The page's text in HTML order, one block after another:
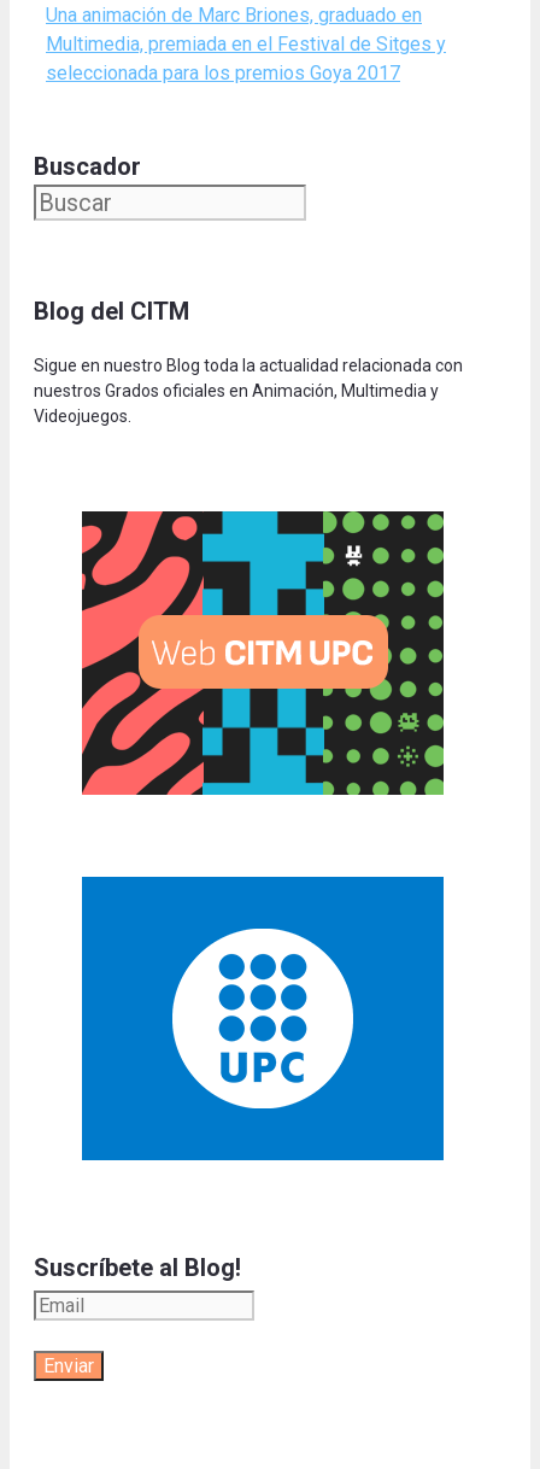
Una animación de Marc Briones, graduado en
Multimedia, premiada en el Festival de Sitges y
seleccionada para los premios Goya 2017
Buscador
Blog del CITM
Sigue en nuestro Blog toda la actualidad relacionada con
nuestros Grados oficiales en Animación, Multimedia y
Videojuegos.
Suscríbete al Blog!